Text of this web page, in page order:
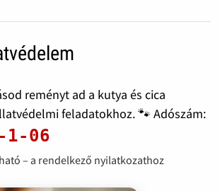
reményt ad a kutya és cica
feladatokhoz. 🐾 Adószám:
1-06
– a rendelkező nyilatkozathoz